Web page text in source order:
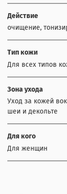
Действие
очищение,
Тип кожи
Для всех типов
Зона ухода
Уход за кожей
шеи и декольте
Для кого
Для женщин